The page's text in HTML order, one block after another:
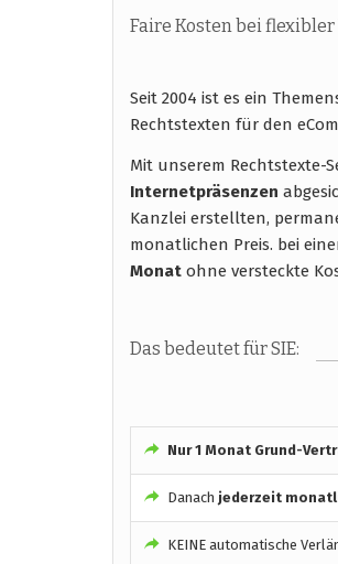
Faire Kosten bei
Seit 2004 ist es ein
Rechtstexten für den
Mit unserem Rechtstexte-
Internetpräsenzen
Kanzlei erstellten,
monatlichen Preis. bei
Monatohne versteckte
Das bedeutet für SIE:
Nur 1 Monat Grund-
Danach jederzeit
KEINE automatische